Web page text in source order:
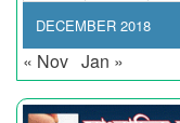
DECEMBER 2018
« Nov Jan »